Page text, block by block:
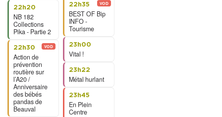
22h20
NB 182
Collections
Pika - Partie 2
22h30
Action de
prévention
routière sur
l’A20 /
Anniversaire
des bébés
pandas de
Beauval
VOD
22h35
BEST OF Bip
INFO -
Tourisme
VOD
23h00
Vital !
23h22
Métal hurlant
23h45
En Plein
Centre